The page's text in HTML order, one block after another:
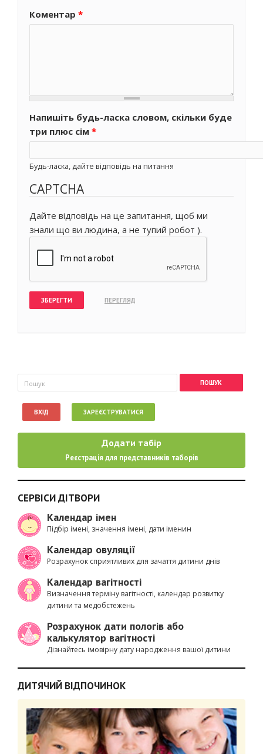
Коментар *
Напишіть будь-ласка словом, скільки буде
три плюс сім *
Будь-ласка, дайте відповідь на питання
CAPTCHA
Дайте відповідь на це запитання, щоб ми
знали що ви людина, а не тупий робот ).
Пошукова форма
Пошук
ВХІД ЗАРЕЄСТРУВАТИСЯ
Додати табір
Реєстрація для представників таборів
СЕРВІСИ ДІТВОРИ
Календар імен
Підбір імені, значення імені, дати іменин
Календар овуляції
Розрахунок сприятливих для зачаття дитини днів
Календар вагітності
Визначення терміну вагітності, календар розвитку
дитини та медобстежень
Розрахунок дати пологів або
калькулятор вагітності
Дізнайтесь імовірну дату народження вашої дитини
ДИТЯЧИЙ ВІДПОЧИНОК